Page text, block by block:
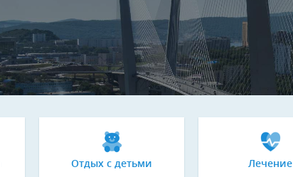
Отдых с детьми Лечение